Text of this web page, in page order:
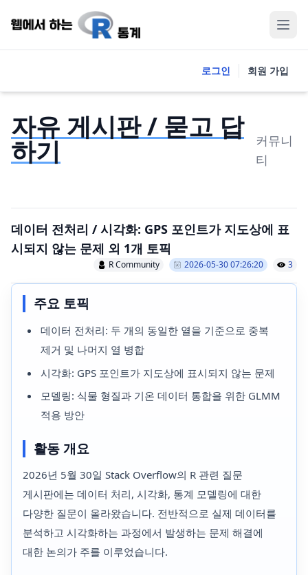
로그인 회원 가입
자유 게시판 / 묻고 답
하기
커뮤니
티
데이터 전처리 / 시각화: GPS 포인트가 지도상에 표
시되지 않는 문제 외 1개 토픽
R Community 2026-05-30 07:26:20 3
주요 토픽
데이터 전처리: 두 개의 동일한 열을 기준으로 중복
제거 및 나머지 열 병합
시각화: GPS 포인트가 지도상에 표시되지 않는 문제
모델링: 식물 형질과 기온 데이터 통합을 위한 GLMM
적용 방안
활동 개요
2026년 5월 30일 Stack Overflow의 R 관련 질문
게시판에는 데이터 처리, 시각화, 통계 모델링에 대한
다양한 질문이 올라왔습니다. 전반적으로 실제 데이터를
분석하고 시각화하는 과정에서 발생하는 문제 해결에
대한 논의가 주를 이루었습니다.